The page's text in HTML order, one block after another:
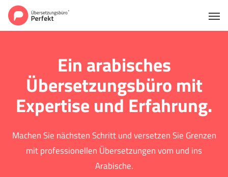
Ein arabisches
Übersetzungsbüro mit
Expertise und Erfahrung.
Machen Sie nächsten Schritt und versetzen Sie Grenzen
mit professionellen Übersetzungen vom und ins
Arabische.